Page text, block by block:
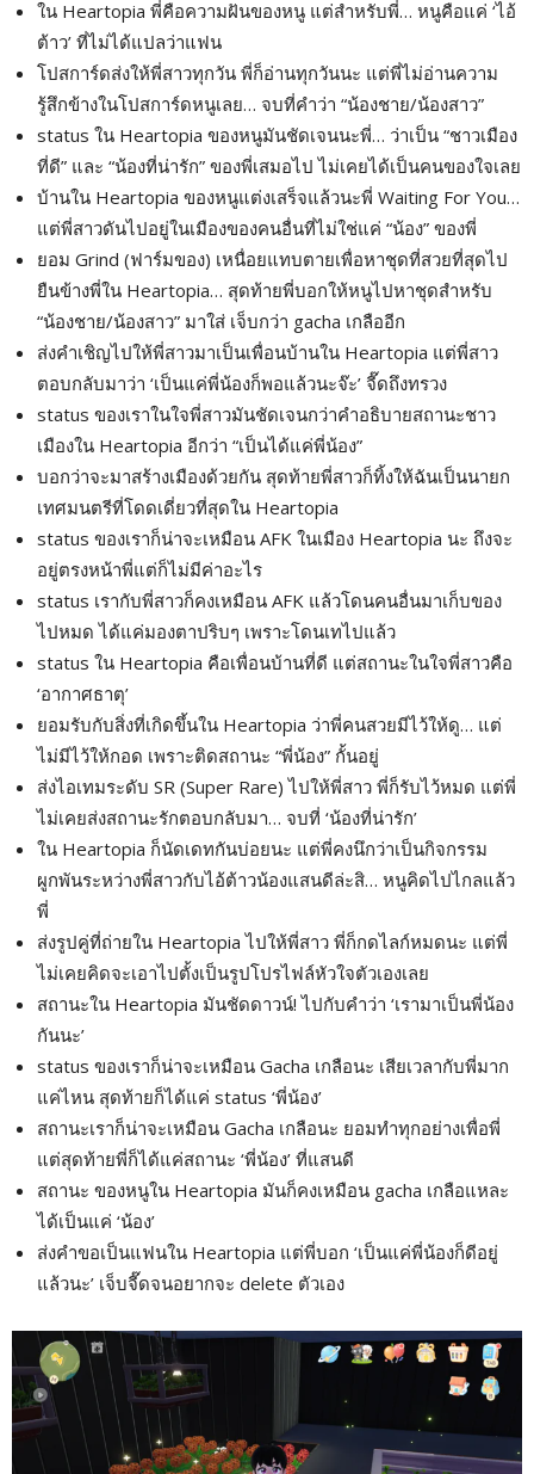
ใน Heartopia พี่คือความฝันของหนู แต่สำหรับพี่… หนูคือแค่ ‘ไอ้
ต้าว’ ที่ไม่ได้แปลว่าแฟน
โปสการ์ดส่งให้พี่สาวทุกวัน พี่ก็อ่านทุกวันนะ แต่พี่ไม่อ่านความ
รู้สึกข้างในโปสการ์ดหนูเลย… จบที่คำว่า “น้องชาย/น้องสาว”
status ใน Heartopia ของหนูมันชัดเจนนะพี่… ว่าเป็น “ชาวเมือง
ที่ดี” และ “น้องที่น่ารัก” ของพี่เสมอไป ไม่เคยได้เป็นคนของใจเลย
บ้านใน Heartopia ของหนูแต่งเสร็จแล้วนะพี่ Waiting For You…
แต่พี่สาวดันไปอยู่ในเมืองของคนอื่นที่ไม่ใช่แค่ “น้อง” ของพี่
ยอม Grind (ฟาร์มของ) เหนื่อยแทบตายเพื่อหาชุดที่สวยที่สุดไป
ยืนข้างพี่ใน Heartopia… สุดท้ายพี่บอกให้หนูไปหาชุดสำหรับ
“น้องชาย/น้องสาว” มาใส่ เจ็บกว่า gacha เกลืออีก
ส่งคำเชิญไปให้พี่สาวมาเป็นเพื่อนบ้านใน Heartopia แต่พี่สาว
ตอบกลับมาว่า ‘เป็นแค่พี่น้องก็พอแล้วนะจ๊ะ’ จี๊ดถึงทรวง
status ของเราในใจพี่สาวมันชัดเจนกว่าคำอธิบายสถานะชาว
เมืองใน Heartopia อีกว่า “เป็นได้แค่พี่น้อง”
บอกว่าจะมาสร้างเมืองด้วยกัน สุดท้ายพี่สาวก็ทิ้งให้ฉันเป็นนายก
เทศมนตรีที่โดดเดี่ยวที่สุดใน Heartopia
status ของเราก็น่าจะเหมือน AFK ในเมือง Heartopia นะ ถึงจะ
อยู่ตรงหน้าพี่แต่ก็ไม่มีค่าอะไร
status เรากับพี่สาวก็คงเหมือน AFK แล้วโดนคนอื่นมาเก็บของ
ไปหมด ได้แค่มองตาปริบๆ เพราะโดนเทไปแล้ว
status ใน Heartopia คือเพื่อนบ้านที่ดี แต่สถานะในใจพี่สาวคือ
‘อากาศธาตุ’
ยอมรับกับสิ่งที่เกิดขึ้นใน Heartopia ว่าพี่คนสวยมีไว้ให้ดู… แต่
ไม่มีไว้ให้กอด เพราะติดสถานะ “พี่น้อง” กั้นอยู่
ส่งไอเทมระดับ SR (Super Rare) ไปให้พี่สาว พี่ก็รับไว้หมด แต่พี่
ไม่เคยส่งสถานะรักตอบกลับมา… จบที่ ‘น้องที่น่ารัก’
ใน Heartopia ก็นัดเดทกันบ่อยนะ แต่พี่คงนึกว่าเป็นกิจกรรม
ผูกพันระหว่างพี่สาวกับไอ้ต้าวน้องแสนดีล่ะสิ… หนูคิดไปไกลแล้ว
พี่
ส่งรูปคู่ที่ถ่ายใน Heartopia ไปให้พี่สาว พี่ก็กดไลก์หมดนะ แต่พี่
ไม่เคยคิดจะเอาไปตั้งเป็นรูปโปรไฟล์หัวใจตัวเองเลย
สถานะใน Heartopia มันชัดดาวน์! ไปกับคำว่า ‘เรามาเป็นพี่น้อง
กันนะ’
status ของเราก็น่าจะเหมือน Gacha เกลือนะ เสียเวลากับพี่มาก
แค่ไหน สุดท้ายก็ได้แค่ status ‘พี่น้อง’
สถานะเราก็น่าจะเหมือน Gacha เกลือนะ ยอมทำทุกอย่างเพื่อพี่
แต่สุดท้ายพี่ก็ได้แค่สถานะ ‘พี่น้อง’ ที่แสนดี
สถานะ ของหนูใน Heartopia มันก็คงเหมือน gacha เกลือแหละ
ได้เป็นแค่ ‘น้อง’
ส่งคำขอเป็นแฟนใน Heartopia แต่พี่บอก ‘เป็นแค่พี่น้องก็ดีอยู่
แล้วนะ’ เจ็บจี๊ดจนอยากจะ delete ตัวเอง